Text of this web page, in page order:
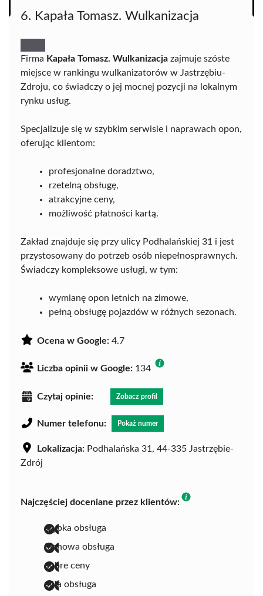
6. Kapała Tomasz. Wulkanizacja
Firma Kapała Tomasz. Wulkanizacja zajmuje szóste
miejsce w rankingu wulkanizatorów w Jastrzębiu-
Zdroju, co świadczy o jej mocnej pozycji na lokalnym
rynku usług.
Specjalizuje się w szybkim serwisie i naprawach opon,
oferując klientom:
profesjonalne doradztwo,
rzetelną obsługę,
atrakcyjne ceny,
możliwość płatności kartą.
Zakład znajduje się przy ulicy Podhalańskiej 31 i jest
przystosowany do potrzeb osób niepełnosprawnych.
Świadczy kompleksowe usługi, w tym:
wymianę opon letnich na zimowe,
pełną obsługę pojazdów w różnych sezonach.
Ocena w Google: 4.7
Liczba opinii w Google: 134
Czytaj opinie: Zobacz profil
Numer telefonu: Pokaż numer
Lokalizacja: Podhalańska 31, 44-335 Jastrzębie-
Zdrój
Najczęściej doceniane przez klientów:
szybka obsługa
fachowa obsługa
dobre ceny
miła obsługa